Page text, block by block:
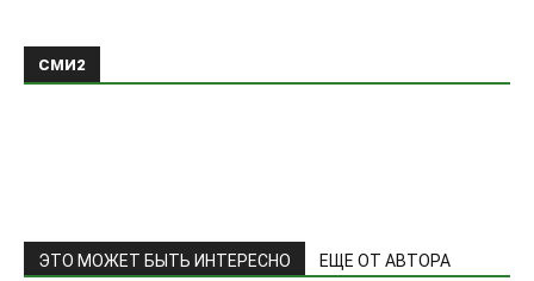
Футбол • Россия
обыграло махачкалинское в
третьем туре РПЛ